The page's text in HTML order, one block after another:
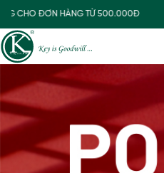
CHO ĐƠN HÀNG TỪ 500.000Đ